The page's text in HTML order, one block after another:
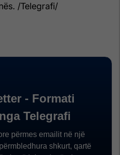
/Telegrafi/